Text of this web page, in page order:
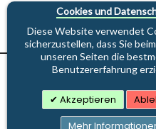
Cookies und
Diese Website verwendet
sicherzustellen, dass Sie
unseren Seiten die
Benutzererfahrung
Akzeptieren
Mehr
WO WIR SIND
Copyright © 1997-2026